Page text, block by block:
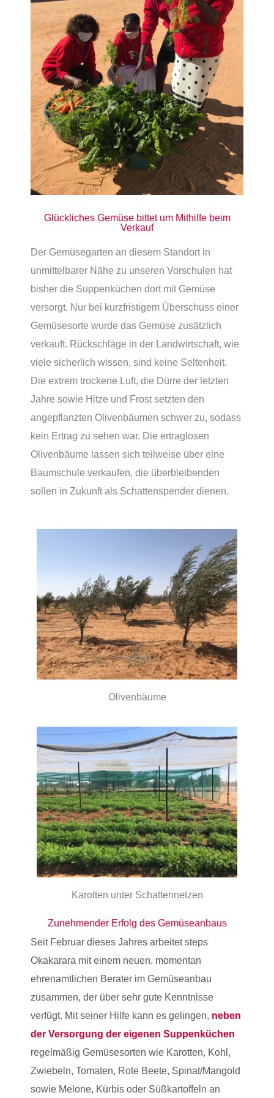
Glückliches Gemüse bittet um Mithilfe beim
Verkauf
Der Gemüsegarten an diesem Standort in
unmittelbarer Nähe zu unseren Vorschulen hat
bisher die Suppenküchen dort mit Gemüse
versorgt. Nur bei kurzfristigem Überschuss einer
Gemüsesorte wurde das Gemüse zusätzlich
verkauft. Rückschläge in der Landwirtschaft, wie
viele sicherlich wissen, sind keine Seltenheit.
Die extrem trockene Luft, die Dürre der letzten
Jahre sowie Hitze und Frost setzten den
angepflanzten Olivenbäumen schwer zu, sodass
kein Ertrag zu sehen war. Die ertraglosen
Olivenbäume lassen sich teilweise über eine
Baumschule verkaufen, die überbleibenden
sollen in Zukunft als Schattenspender dienen.
Olivenbäume
Karotten unter Schattennetzen
Zunehmender Erfolg des Gemüseanbaus
Seit Februar dieses Jahres arbeitet steps
Okakarara mit einem neuen, momentan
ehrenamtlichen Berater im Gemüseanbau
zusammen, der über sehr gute Kenntnisse
verfügt. Mit seiner Hilfe kann es gelingen, neben
der Versorgung der eigenen Suppenküchen
regelmäßig Gemüsesorten wie Karotten, Kohl,
Zwiebeln, Tomaten, Rote Beete, Spinat/Mangold
sowie Melone, Kürbis oder Süßkartoffeln an